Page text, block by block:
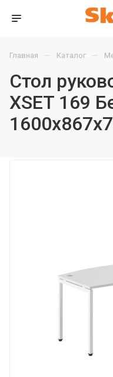
Главная — Каталог —
Стол
XSET 169